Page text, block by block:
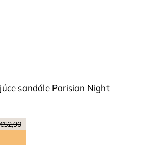
sandále Parisian Night
€52,90